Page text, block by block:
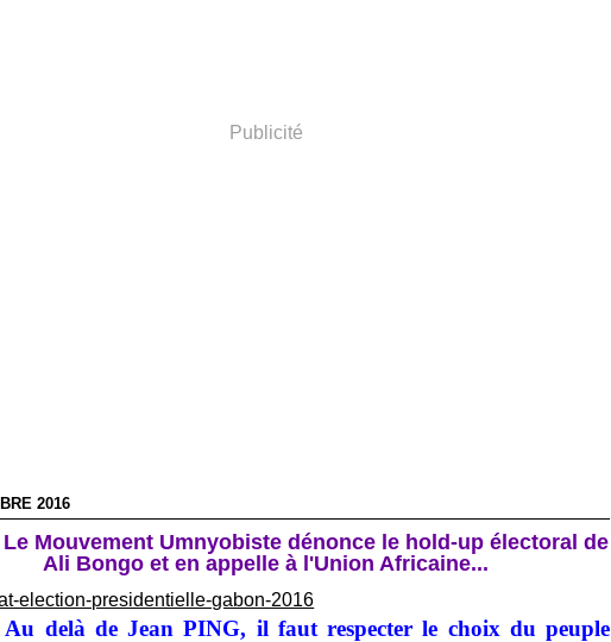
Publicité
2016
Mouvement Umnyobiste dénonce le hold-up électoral de
Ali Bongo et en appelle à l'Union Africaine...
Au delà de Jean PING, il faut respecter le choix du peuple